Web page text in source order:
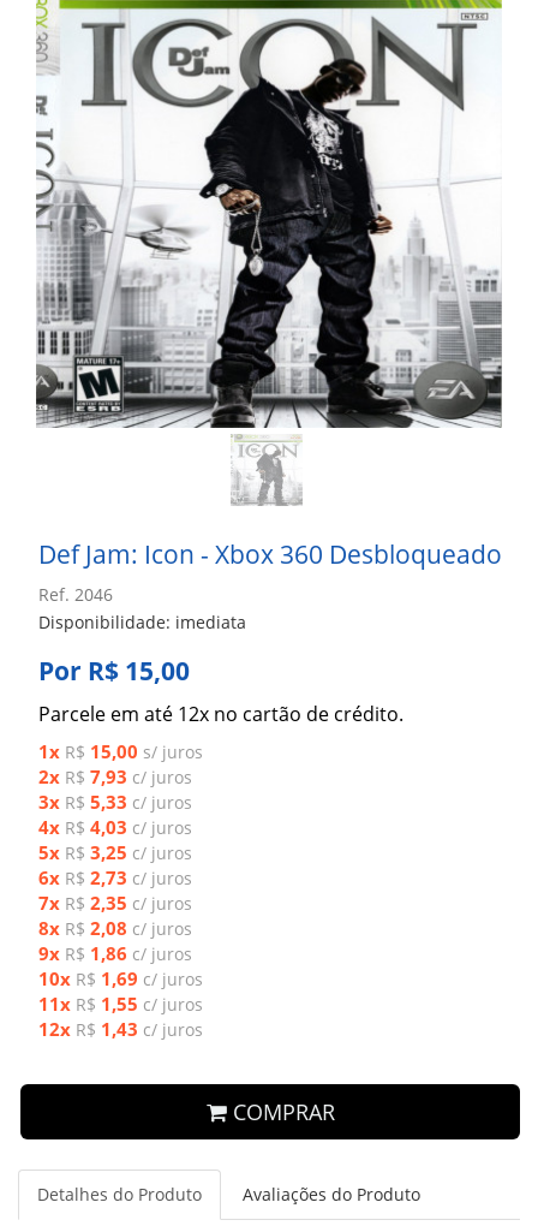
Def Jam: Icon - Xbox 360 Desbloqueado
Ref. 2046
Disponibilidade: imediata
Por R$ 15,00
Parcele em até 12x no cartão de crédito.
1x R$ 15,00 s/ juros
2x R$ 7,93 c/ juros
3x R$ 5,33 c/ juros
4x R$ 4,03 c/ juros
5x R$ 3,25 c/ juros
6x R$ 2,73 c/ juros
7x R$ 2,35 c/ juros
8x R$ 2,08 c/ juros
9x R$ 1,86 c/ juros
10x R$ 1,69 c/ juros
11x R$ 1,55 c/ juros
12x R$ 1,43 c/ juros
COMPRAR
Detalhes do Produto Avaliações do Produto